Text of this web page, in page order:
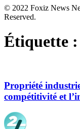
© 2022 Foxiz News
Reserved.
Étiquette :
Propriété
compétitivité et